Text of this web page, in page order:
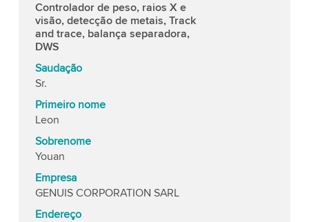
Controlador de peso, raios X e
visão, detecção de metais, Track
and trace, balança separadora,
DWS
Saudação
Sr.
Primeiro nome
Leon
Sobrenome
Youan
Empresa
GENUIS CORPORATION SARL
Endereço